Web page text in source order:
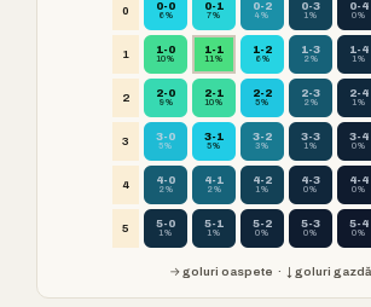
0 0-0
6%
0-1
7%
0-2
4%
0-3
1%
0-4
0%
1 1-0
10%
1-1
11%
1-2
6%
1-3
2%
1-4
1%
2 2-0
9%
2-1
10%
2-2
5%
2-3
2%
2-4
1%
3 3-0
5%
3-1
5%
3-2
3%
3-3
1%
3-4
0%
4 4-0
2%
4-1
2%
4-2
1%
4-3
0%
4-4
0%
5 5-0
1%
5-1
1%
5-2
0%
5-3
0%
5-4
0%
→ goluri oaspete · ↓ goluri gazdă